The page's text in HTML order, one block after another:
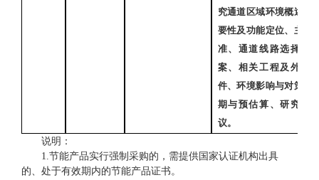
究通道区域环境概述、
要性及功能定位、主要
准、通道线路选择与
案、相关工程及外部
件、环境影响与对策、
期与预估算、研究结
议。
说明：
1.节能产品实行强制采购的，需提供国家认证机构出具
的、处于有效期内的节能产品证书。